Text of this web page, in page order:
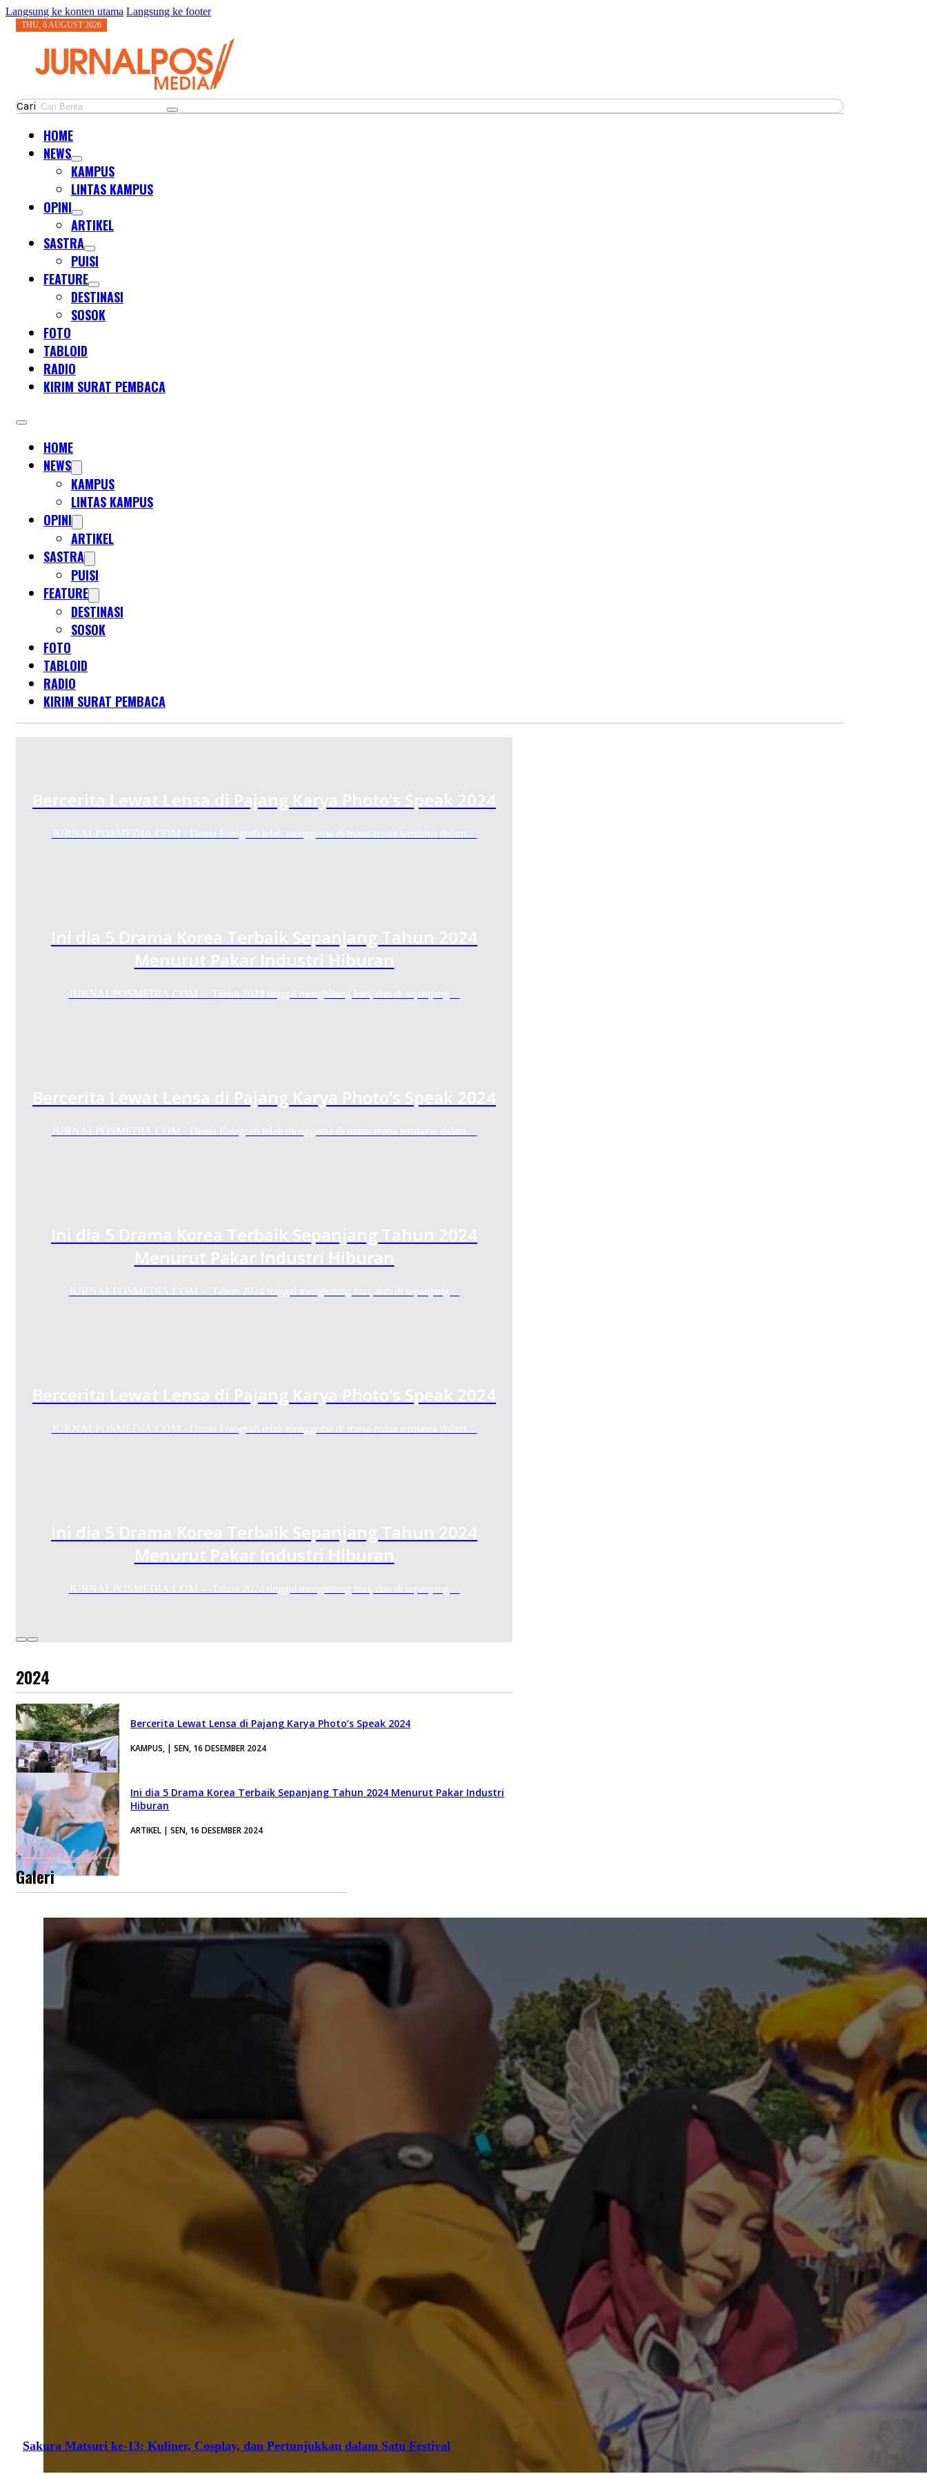
Langsung ke konten utama Langsung ke footer
THU, 6 AUGUST 2026
Cari
HOME
NEWS
KAMPUS
LINTAS KAMPUS
OPINI
ARTIKEL
SASTRA
PUISI
FEATURE
DESTINASI
SOSOK
FOTO
TABLOID
RADIO
KIRIM SURAT PEMBACA
HOME
NEWS
KAMPUS
LINTAS KAMPUS
OPINI
ARTIKEL
SASTRA
PUISI
FEATURE
DESTINASI
SOSOK
FOTO
TABLOID
RADIO
KIRIM SURAT PEMBACA
Bercerita Lewat Lensa di Pajang Karya Photo’s Speak 2024
JURNALPOSMEDIA.COM - Dunia Fotografi telah menggema di mana-mana terutama dalam…
Ini dia 5 Drama Korea Terbaik Sepanjang Tahun 2024
Menurut Pakar Industri Hiburan
JURNALPOSMEDIA.COM – Tahun 2024 tinggal menghitung hari, dan di sepanjang…
Bercerita Lewat Lensa di Pajang Karya Photo’s Speak 2024
JURNALPOSMEDIA.COM - Dunia Fotografi telah menggema di mana-mana terutama dalam…
Ini dia 5 Drama Korea Terbaik Sepanjang Tahun 2024
Menurut Pakar Industri Hiburan
JURNALPOSMEDIA.COM – Tahun 2024 tinggal menghitung hari, dan di sepanjang…
Bercerita Lewat Lensa di Pajang Karya Photo’s Speak 2024
JURNALPOSMEDIA.COM - Dunia Fotografi telah menggema di mana-mana terutama dalam…
Ini dia 5 Drama Korea Terbaik Sepanjang Tahun 2024
Menurut Pakar Industri Hiburan
JURNALPOSMEDIA.COM – Tahun 2024 tinggal menghitung hari, dan di sepanjang…
2024
Bercerita Lewat Lensa di Pajang Karya Photo’s Speak 2024
KAMPUS, | SEN, 16 DESEMBER 2024
Ini dia 5 Drama Korea Terbaik Sepanjang Tahun 2024 Menurut Pakar Industri
Hiburan
ARTIKEL | SEN, 16 DESEMBER 2024
Galeri
Sakura Matsuri ke-13: Kuliner, Cosplay, dan Pertunjukkan dalam Satu Festival